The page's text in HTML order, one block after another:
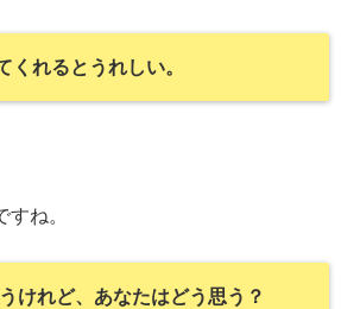
くれるとうれしい。
ね。
けれど、あなたはどう思う？